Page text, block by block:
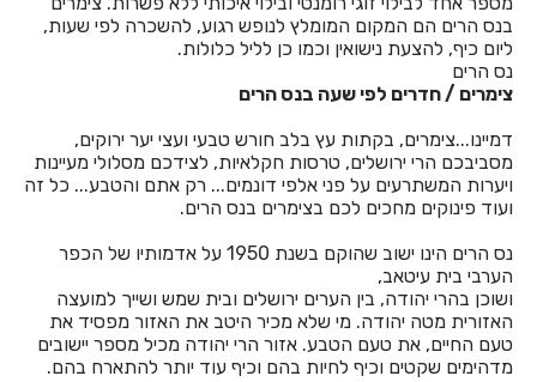
חדרים לפי שעה באשבול
חדרים לפי שעה באשדוד
חדרים לפי שעה באשקלון
חדרים לפי שעה באשתאול
חדרים לפי שעה בבאר שבע
חדרים לפי שעה בבורגתה
חדרים לפי שעה בבית אלעזרי
חדרים לפי שעה בבית אלפא
בנס הרים הם המקום המומלץ לנופש רגוע, להשכרה לפי שעות,
ליום כיף, להצעת נישואין וכמו כן לליל כלולות.
נס הרים
צימרים / חדרים לפי שעה בנס הרים
דמיינו...צימרים, בקתות עץ בלב חורש טבעי ועצי יער ירוקים,
מסביבכם הרי ירושלים, טרסות חקלאיות, לצידכם מסלולי מעיינות
ויערות המשתרעים על פני אלפי דונמים... רק אתם והטבע... כל זה
ועוד פינוקים מחכים לכם בצימרים בנס הרים.
נס הרים הינו ישוב שהוקם בשנת 1950 על אדמותיו של הכפר
הערבי בית עיטאב,
ושוכן בהרי יהודה, בין הערים ירושלים ובית שמש ושייך למועצה
האזורית מטה יהודה. מי שלא מכיר היטב את האזור מפסיד את
טעם החיים, את טעם הטבע. אזור הרי יהודה מכיל מספר יישובים
מדהימים שקטים וכיף לחיות בהם וכיף עוד יותר להתארח בהם.